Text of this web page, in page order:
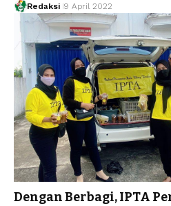
Redaksi 9 April 2022
Dengan Berbagi, IPTA